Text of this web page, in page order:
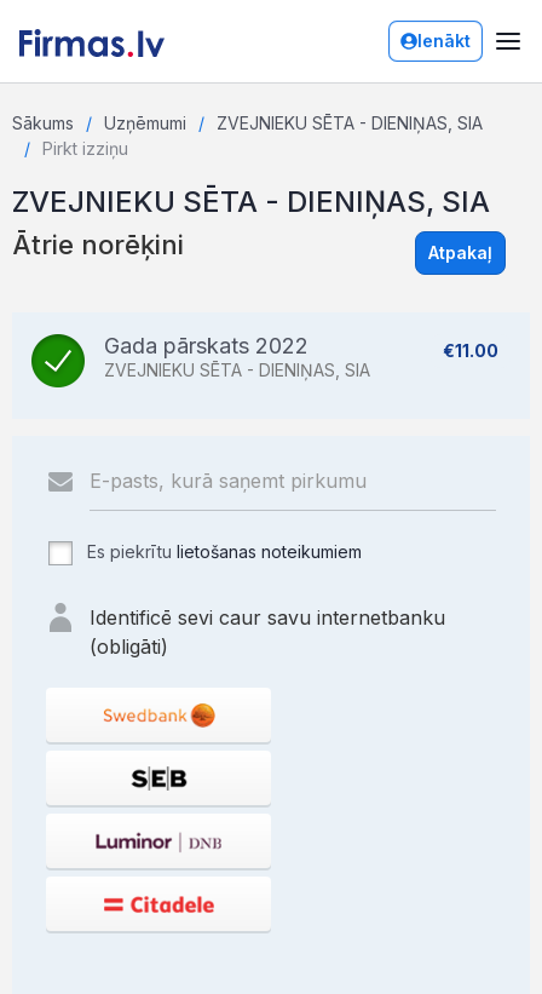
Ienākt
Sākums Uzņēmumi
ZVEJNIEKU SĒTA - DIENIŅAS, SIA
Pirkt izziņu
ZVEJNIEKU SĒTA - DIENIŅAS, SIA
Ātrie norēķini Atpakaļ
Gada pārskats 2022
ZVEJNIEKU SĒTA - DIENIŅAS, SIA
€11.00
Es piekrītu lietošanas noteikumiem
Identificē sevi caur savu internetbanku
(obligāti)